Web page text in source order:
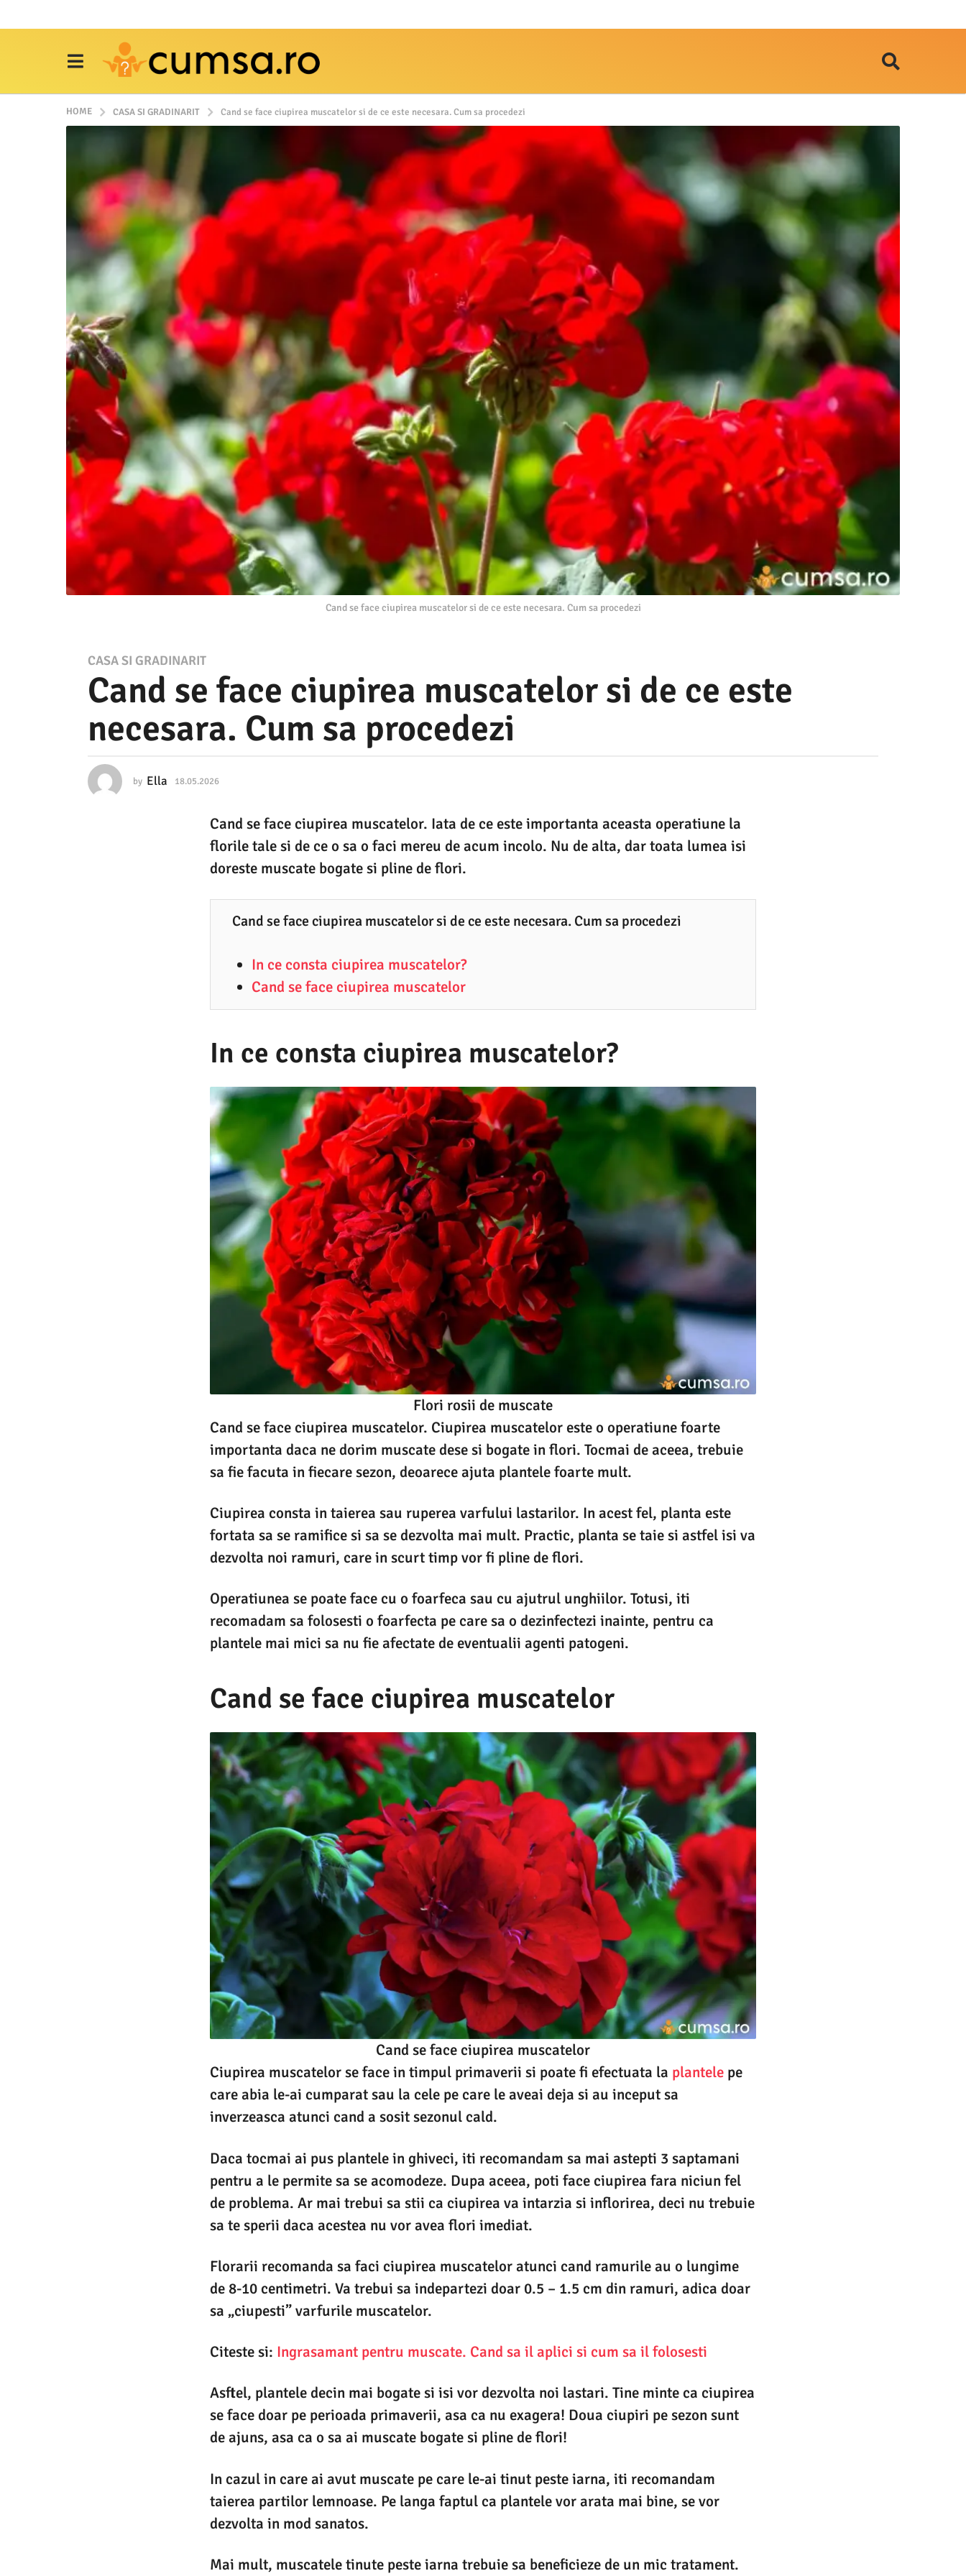
HOME CASA SI GRADINARIT Cand se face ciupirea muscatelor si de ce este necesara. Cum sa procedezi
Cand se face ciupirea muscatelor si de ce este necesara. Cum sa procedezi
1
8
.
0
.
2
CASA SI GRADINARIT
Cand se face ciupirea muscatelor si de ce este
necesara. Cum sa procedezi
by Ella 18.05.2026
0
.
2
0
6
Cand se face ciupirea muscatelor. Iata de ce este importanta aceasta operatiune la
florile tale si de ce o sa o faci mereu de acum incolo. Nu de alta, dar toata lumea isi
doreste muscate bogate si pline de flori.
Cand se face ciupirea muscatelor si de ce este necesara. Cum sa procedezi
In ce consta ciupirea muscatelor?
Cand se face ciupirea muscatelor
In ce consta ciupirea muscatelor?
Flori rosii de muscate
Cand se face ciupirea muscatelor. Ciupirea muscatelor este o operatiune foarte
importanta daca ne dorim muscate dese si bogate in flori. Tocmai de aceea, trebuie
sa fie facuta in fiecare sezon, deoarece ajuta plantele foarte mult.
Ciupirea consta in taierea sau ruperea varfului lastarilor. In acest fel, planta este
fortata sa se ramifice si sa se dezvolta mai mult. Practic, planta se taie si astfel isi va
dezvolta noi ramuri, care in scurt timp vor fi pline de flori.
Operatiunea se poate face cu o foarfeca sau cu ajutrul unghiilor. Totusi, iti
recomadam sa folosesti o foarfecta pe care sa o dezinfectezi inainte, pentru ca
plantele mai mici sa nu fie afectate de eventualii agenti patogeni.
Cand se face ciupirea muscatelor
Cand se face ciupirea muscatelor
Ciupirea muscatelor se face in timpul primaverii si poate fi efectuata la plantele pe
care abia le-ai cumparat sau la cele pe care le aveai deja si au inceput sa
inverzeasca atunci cand a sosit sezonul cald.
Daca tocmai ai pus plantele in ghiveci, iti recomandam sa mai astepti 3 saptamani
pentru a le permite sa se acomodeze. Dupa aceea, poti face ciupirea fara niciun fel
de problema. Ar mai trebui sa stii ca ciupirea va intarzia si inflorirea, deci nu trebuie
sa te sperii daca acestea nu vor avea flori imediat.
Florarii recomanda sa faci ciupirea muscatelor atunci cand ramurile au o lungime
de 8-10 centimetri. Va trebui sa indepartezi doar 0.5 – 1.5 cm din ramuri, adica doar
sa „ciupesti” varfurile muscatelor.
Citeste si: Ingrasamant pentru muscate. Cand sa il aplici si cum sa il folosesti
Asftel, plantele decin mai bogate si isi vor dezvolta noi lastari. Tine minte ca ciupirea
se face doar pe perioada primaverii, asa ca nu exagera! Doua ciupiri pe sezon sunt
de ajuns, asa ca o sa ai muscate bogate si pline de flori!
In cazul in care ai avut muscate pe care le-ai tinut peste iarna, iti recomandam
taierea partilor lemnoase. Pe langa faptul ca plantele vor arata mai bine, se vor
dezvolta in mod sanatos.
Mai mult, muscatele tinute peste iarna trebuie sa beneficieze de un mic tratament.